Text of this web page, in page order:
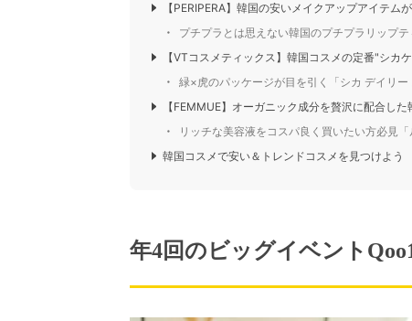
【PERIPERA】韓国の安いメイクアップアイテム
プチプラとは思えない韓国のプチプラリップ
【VTコスメティックス】韓国コスメの定番"シカ
緑×虎のパッケージが目を引く「シカ デイリ
【FEMMUE】オーガニック成分を贅沢に配合し
リッチな美容液をコスパ良く買いたい方必見
韓国コスメで安い＆トレンドコスメを見つけよう
年4回のビッグイベント